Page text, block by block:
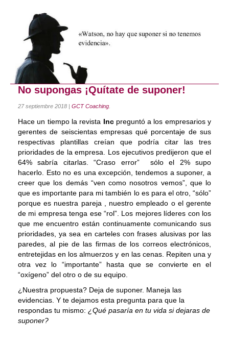
Servicios
Coaching Personal
Coaching Profesional
Coaching Ejecutivo
Coaching de Equipos
Talleres
Proyectos
Proyecto AVICENA
Proyecto Albolafia
Smart Service
Direct Project
Certificación
Blog
Contacto
No supongas ¡Quítate de suponer!
27 septiembre 2018 | GCT Coaching
Hace un tiempo la revista Incpreguntó a los empresarios y
gerentes de seiscientas empresas qué porcentaje de sus
respectivas plantillas creían que podría citar las tres
prioridades de la empresa. Los ejecutivos predijeron que el
64% sabría citarlas. “Craso error” sólo el 2% supo
hacerlo. Esto no es una excepción, tendemos a suponer, a
creer que los demás “ven como nosotros vemos”, que lo
que es importante para mi también lo es para el otro, “sólo”
porque es nuestra pareja , nuestro empleado o el gerente
de mi empresa tenga ese “rol”. Los mejores líderes con los
que me encuentro están continuamente comunicando sus
prioridades, ya sea en carteles con frases alusivas por las
paredes, al pie de las firmas de los correos electrónicos,
entretejidas en los almuerzos y en las cenas. Repiten una y
otra vez lo “importante” hasta que se convierte en el
“oxígeno” del otro o de su equipo.
¿Nuestra propuesta? Deja de suponer. Maneja las
evidencias. Y te dejamos esta pregunta para que la
respondas tu mismo: ¿Qué pasaría en tu vida si dejaras de
suponer?